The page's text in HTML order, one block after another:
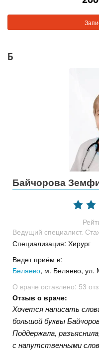
Б
Байчорова
Ведущий специалист.
Специализация: Хирург
Ведет приём в:
Беляево, м. Беляево, ул.
О враче оставлено: 53
Отзыв о враче:
Хочется написать
большой буквы
Поддержала,
с напутственными